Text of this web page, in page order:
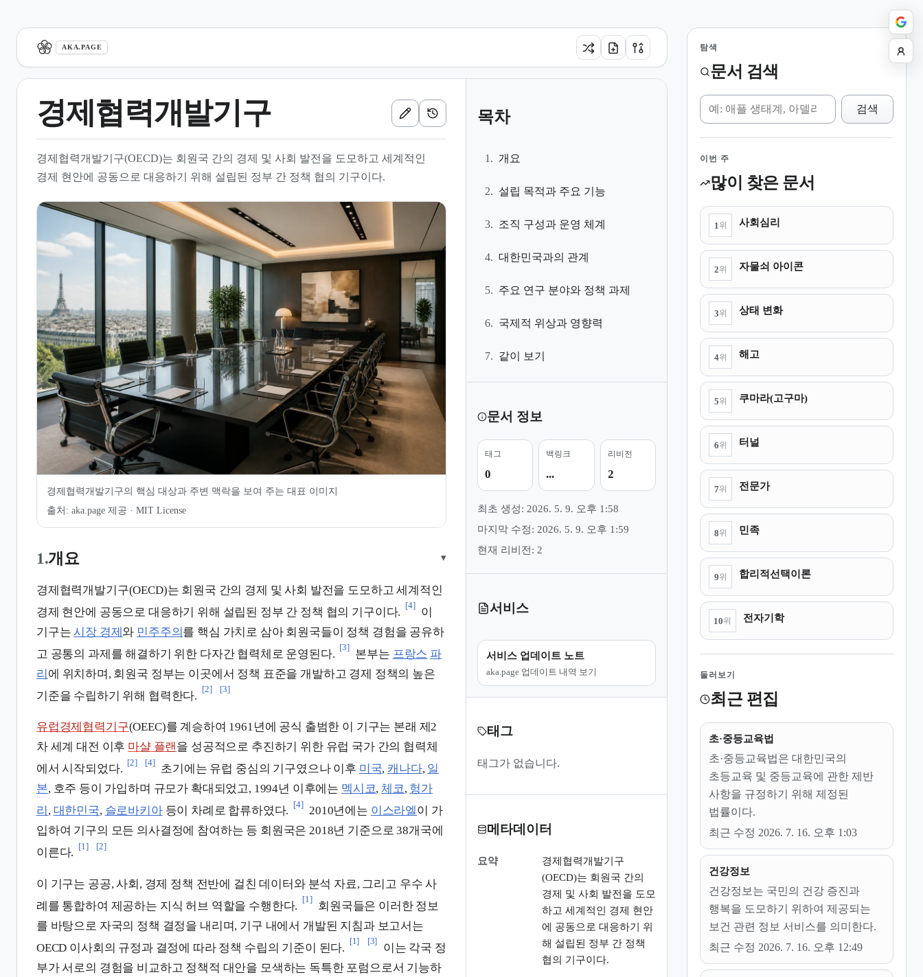
AKA.PAGE
경제협력개발기구
경제협력개발기구(OECD)는 회원국 간의 경제 및 사회 발전을 도모하고 세계적인
경제 현안에 공동으로 대응하기 위해 설립된 정부 간 정책 협의 기구이다.
경제협력개발기구의 핵심 대상과 주변 맥락을 보여 주는 대표 이미지
출처: aka.page 제공 · MIT License
1.개요 ▾
경제협력개발기구(OECD)는 회원국 간의 경제 및 사회 발전을 도모하고 세계적인
경제 현안에 공동으로 대응하기 위해 설립된 정부 간 정책 협의 기구이다.
[4]
이
기구는시장 경제와 민주주의를 핵심 가치로 삼아 회원국들이 정책 경험을 공유하
고 공통의 과제를 해결하기 위한 다자간 협력체로 운영된다.
[3]
본부는 프랑스 파
리 에 위치하며, 회원국 정부는 이곳에서 정책 표준을 개발하고 경제 정책의 높은
기준을 수립하기 위해 협력한다.
[2] [3]
유럽경제협력기구(OEEC)를 계승하여 1961년에 공식 출범한 이 기구는 본래 제2
차 세계 대전 이후 마샬 플랜을 성공적으로 추진하기 위한 유럽 국가 간의 협력체
에서 시작되었다.
[2] [4]
초기에는 유럽 중심의 기구였으나 이후 미국, 캐나다, 일
본, 호주 등이 가입하며 규모가 확대되었고, 1994년 이후에는 멕시코,체코, 헝가
리 , 대한민국, 슬로바키아등이 차례로 합류하였다.
[4]
2010년에는 이스라엘이 가
입하여 기구의 모든 의사결정에 참여하는 등 회원국은 2018년 기준으로 38개국에
이른다.
[1] [2]
이 기구는 공공, 사회, 경제 정책 전반에 걸친 데이터와 분석 자료, 그리고 우수 사
례를 통합하여 제공하는 지식 허브 역할을 수행한다.
[1]
회원국들은 이러한 정보
를 바탕으로 자국의 정책 결정을 내리며, 기구 내에서 개발된 지침과 보고서는
OECD 이사회의 규정과 결정에 따라 정책 수립의 기준이 된다.
[1] [3]
이는 각국 정
부가 서로의 경험을 비교하고 정책적 대안을 모색하는 독특한 포럼으로서 기능하
목차
1. 개요
2. 설립 목적과 주요 기능
3. 조직 구성과 운영 체계
4. 대한민국과의 관계
5. 주요 연구 분야와 정책 과제
6. 국제적 위상과 영향력
7. 같이 보기
문서 정보
태그
0
백링크
...
리비전
2
최초 생성: 2026. 5. 9. 오후 1:58
마지막 수정: 2026. 5. 9. 오후 1:59
현재 리비전: 2
서비스
서비스 업데이트 노트
aka.page 업데이트 내역 보기
태그
태그가 없습니다.
메타데이터
요약
경제협력개발기구
(OECD)는 회원국 간의
경제 및 사회 발전을 도모
하고 세계적인 경제 현안
에 공동으로 대응하기 위
해 설립된 정부 간 정책
협의 기구이다.
개요
설립 목적과 주요 기능
조직 구성과 운영 체계
대한민국과의 관계
주요 연구 분야와 정책 과제
국제적 위상과 영향력
같이 보기
탐색
문서 검색
위키 검색
검색
이번 주
많이 찾은 문서
1 위 사회심리
2위 자물쇠 아이콘
3위 상태 변화
4위 해고
5위 쿠마라(고구마)
6위 터널
7위 전문가
8위 민족
9위 합리적선택이론
10위 전자기학
둘러보기
최근 편집
초·중등교육법
초·중등교육법은 대한민국의
초등교육 및 중등교육에 관한 제반
사항을 규정하기 위해 제정된
법률이다.
최근 수정 2026. 7. 16. 오후 1:03
건강정보
건강정보는 국민의 건강 증진과
행복을 도모하기 위하여 제공되는
보건 관련 정보 서비스를 의미한다.
최근 수정 2026. 7. 16. 오후 12:49